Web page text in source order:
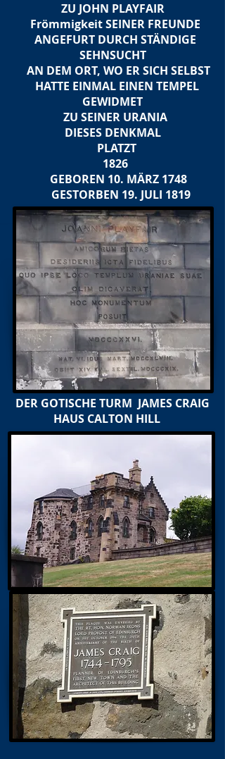
ZU JOHN PLAYFAIR
Frömmigkeit SEINER FREUNDE
ANGEFURT DURCH STÄNDIGE
SEHNSUCHT
AN DEM ORT, WO ER SICH SELBST
HATTE EINMAL EINEN TEMPEL
GEWIDMET
ZU SEINER URANIA
DIESES DENKMAL
PLATZT
1826
GEBOREN 10. MÄRZ 1748
GESTORBEN 19. JULI 1819
DER GOTISCHE TURM JAMES CRAIG
HAUS CALTON HILL